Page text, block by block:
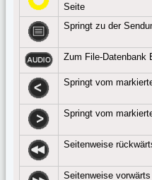
Seite
Springt zu der
Zum File-Datenbank
Springt vom
Springt vom
Seitenweise
Seitenweise